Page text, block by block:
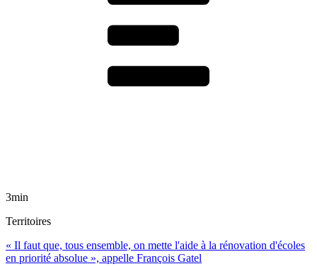
3min
Territoires
« Il faut que, tous ensemble, on mette l'aide à la rénovation d'écoles
en priorité absolue », appelle François Gatel